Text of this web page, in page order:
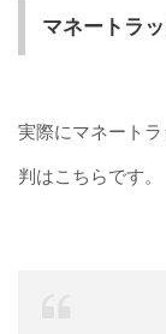
マネートラ
実際にマネート
判はこちらです。